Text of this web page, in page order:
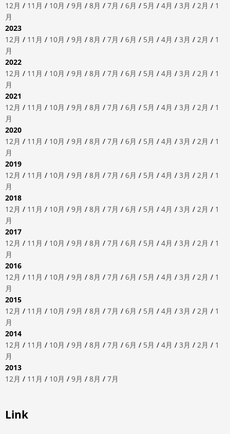
12月 / 11月 / 10月 / 9月 / 8月 / 7月 / 6月 / 5月 / 4月 / 3月 / 2月 / 1
月
2023
12月 / 11月 / 10月 / 9月 / 8月 / 7月 / 6月 / 5月 / 4月 / 3月 / 2月 / 1
月
2022
12月 / 11月 / 10月 / 9月 / 8月 / 7月 / 6月 / 5月 / 4月 / 3月 / 2月 / 1
月
2021
12月 / 11月 / 10月 / 9月 / 8月 / 7月 / 6月 / 5月 / 4月 / 3月 / 2月 / 1
月
2020
12月 / 11月 / 10月 / 9月 / 8月 / 7月 / 6月 / 5月 / 4月 / 3月 / 2月 / 1
月
2019
12月 / 11月 / 10月 / 9月 / 8月 / 7月 / 6月 / 5月 / 4月 / 3月 / 2月 / 1
月
2018
12月 / 11月 / 10月 / 9月 / 8月 / 7月 / 6月 / 5月 / 4月 / 3月 / 2月 / 1
月
2017
12月 / 11月 / 10月 / 9月 / 8月 / 7月 / 6月 / 5月 / 4月 / 3月 / 2月 / 1
月
2016
12月 / 11月 / 10月 / 9月 / 8月 / 7月 / 6月 / 5月 / 4月 / 3月 / 2月 / 1
月
2015
12月 / 11月 / 10月 / 9月 / 8月 / 7月 / 6月 / 5月 / 4月 / 3月 / 2月 / 1
月
2014
12月 / 11月 / 10月 / 9月 / 8月 / 7月 / 6月 / 5月 / 4月 / 3月 / 2月 / 1
月
2013
12月 / 11月 / 10月 / 9月 / 8月 / 7月
Link